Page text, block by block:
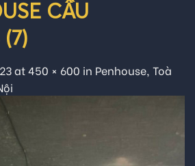
CẦU
at450 × 600 in Penhouse, Toà